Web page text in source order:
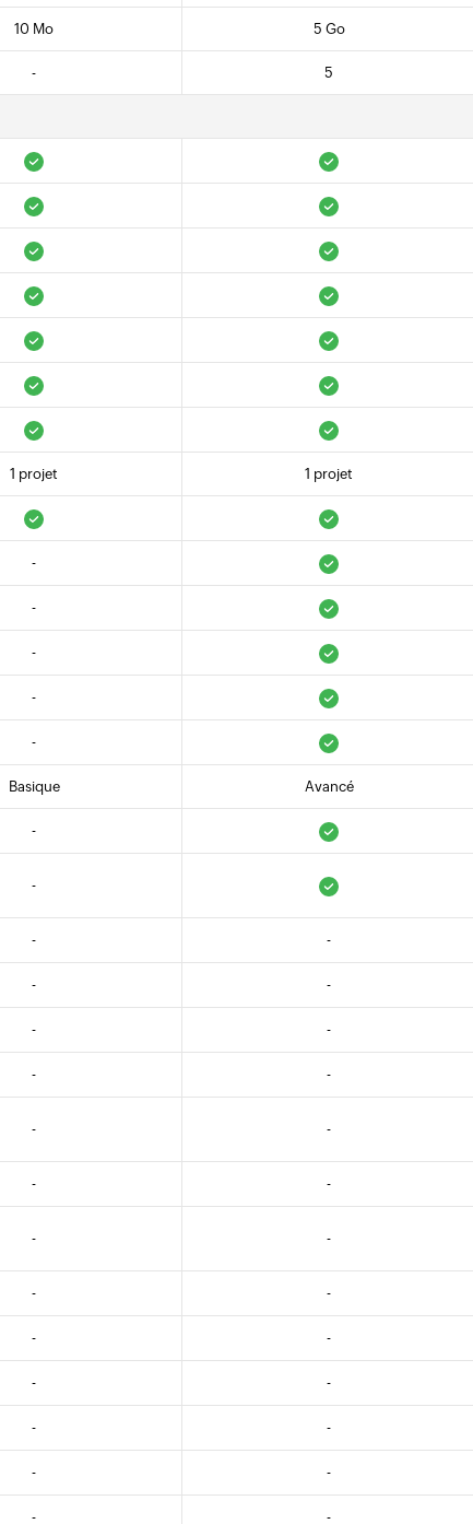
10 Mo 5 Go
- 5
1 projet 1 projet
-
-
-
-
-
Basique Avancé
-
-
- -
- -
- -
- -
- -
- -
- -
- -
- -
- -
- -
- -
- -